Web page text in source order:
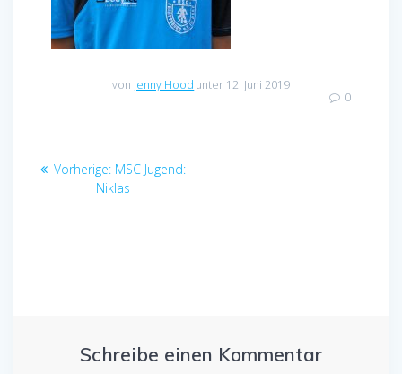
von Jenny Hood unter 12. Juni 2019
0
Beitragsnavigation
Vorherige: Vorheriger
Beitrag:
MSC Jugend:
Niklas
Schreibe einen Kommentar